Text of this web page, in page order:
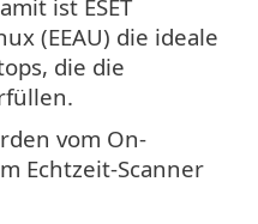
ist ESET
(EEAU) die ideale
die die
vom On-
Echtzeit-Scanner